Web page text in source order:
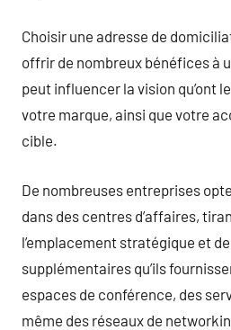
Choisir une adresse de
offrir de nombreux bénéfices à
peut influencer la vision qu’ont
votre marque, ainsi que votre
cible.
De nombreuses entreprises
dans des centres d’affaires,
l’emplacement stratégique et
supplémentaires qu’ils
espaces de conférence, des
même des réseaux de